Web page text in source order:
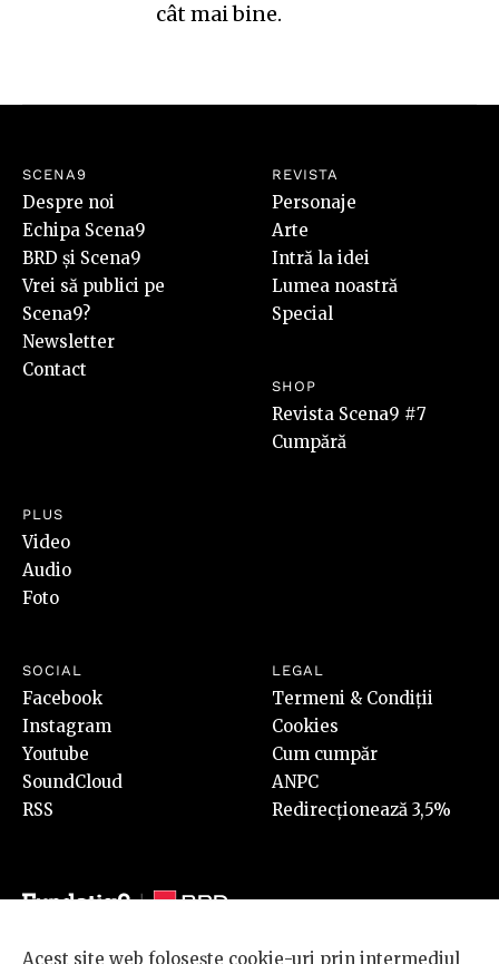
cât mai bine.
SCENA9
Despre noi
Echipa Scena9
BRD și Scena9
Vrei să publici pe
Scena9?
Newsletter
Contact
REVISTA
Personaje
Arte
Intră la idei
Lumea noastră
Special
SHOP
Revista Scena9 #7
Cumpără
PLUS
Video
Audio
Foto
SOCIAL
Facebook
Instagram
Youtube
SoundCloud
RSS
LEGAL
Termeni & Condiții
Cookies
Cum cumpăr
ANPC
Redirecționează 3,5%
Acest site web folosește cookie-uri prin intermediul